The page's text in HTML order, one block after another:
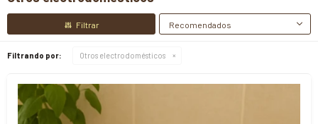
Recomendados
Filtrando por: Otros electrodomésticos